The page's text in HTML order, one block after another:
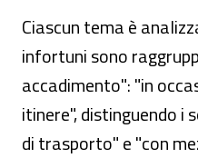
Ciascun tema è
infortuni sono
accadimento": "in
itinere", distinguendo i
di trasporto" e "con